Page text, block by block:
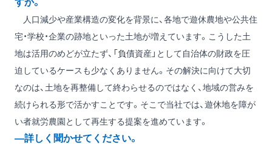
すか。
人口減少や産業構造の変化を背景に、各地で遊休農地や公共住
宅・学校・企業の跡地といった土地が増えています。こうした土
地は活用のめどが立たず、「負債資産」として自治体の財政を圧
迫しているケースも少なくありません。その解決に向けて大切
なのは、土地を再整備して終わらせるのではなく、地域の営みを
続けられる形で活かすことです。そこで当社では、遊休地を障が
い者就労農園として再生する提案を進めています。
―詳しく聞かせてください。